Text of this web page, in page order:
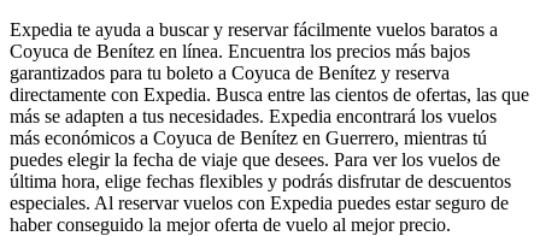
Expedia te ayuda a buscar y reservar fácilmente vuelos baratos a
Coyuca de Benítez en línea. Encuentra los precios más bajos
garantizados para tu boleto a Coyuca de Benítez y reserva
directamente con Expedia. Busca entre las cientos de ofertas, las que
más se adapten a tus necesidades. Expedia encontrará los vuelos
más económicos a Coyuca de Benítez en Guerrero, mientras tú
puedes elegir la fecha de viaje que desees. Para ver los vuelos de
última hora, elige fechas flexibles y podrás disfrutar de descuentos
especiales. Al reservar vuelos con Expedia puedes estar seguro de
haber conseguido la mejor oferta de vuelo al mejor precio.